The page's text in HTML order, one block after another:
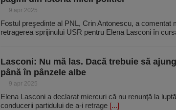
9 apr 2025
Fostul preşedinte al PNL, Crin Antonescu, a comentat
retragerea sprijinului USR pentru Elena Lasconi în
Lasconi: Nu mă las. Dacă trebuie să
până în pânzele albe
9 apr 2025
Elena Lasconi a declarat miercuri că nu renunţă la
conducerii partidului de a-i retrage [...]